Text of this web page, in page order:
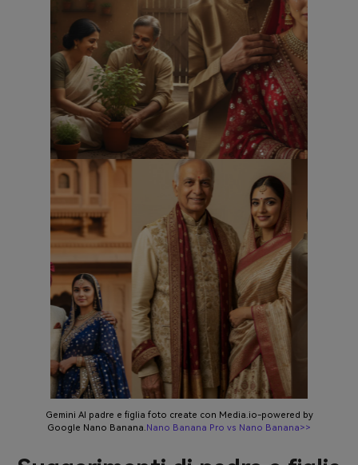
Gemini AI padre e figlia foto create con Media.io-powered by
Google Nano Banana. Nano Banana Pro vs Nano Banana>>